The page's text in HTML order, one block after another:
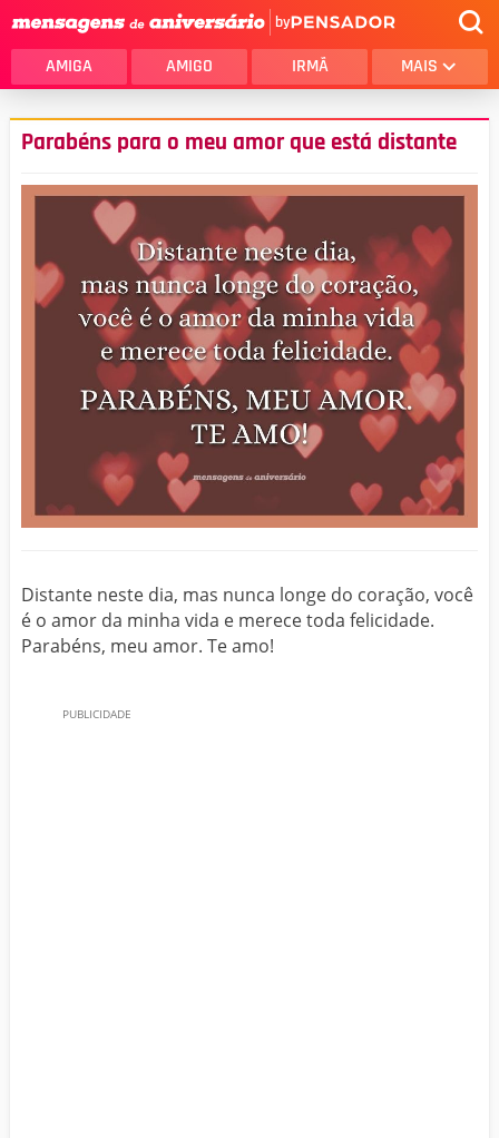
by
AMIGA AMIGO IRMÃ MAIS
Parabéns para o meu amor que está distante
Distante neste dia, mas nunca longe do coração, você
é o amor da minha vida e merece toda felicidade.
Parabéns, meu amor. Te amo!